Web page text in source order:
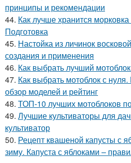
принципы и рекомендации
44. Как лучше хранится
Подготовка
45. Настойка из личинок
создания и применения
46. Как выбрать лучший
47. Как выбрать мотоблок с
обзор моделей и рейтинг
48. ТОП-10 лучших мотоблоков
49. Лучшие культиваторы для
культиватор
50. Рецепт квашеной капусты с
зиму. Капуста с яблоками –